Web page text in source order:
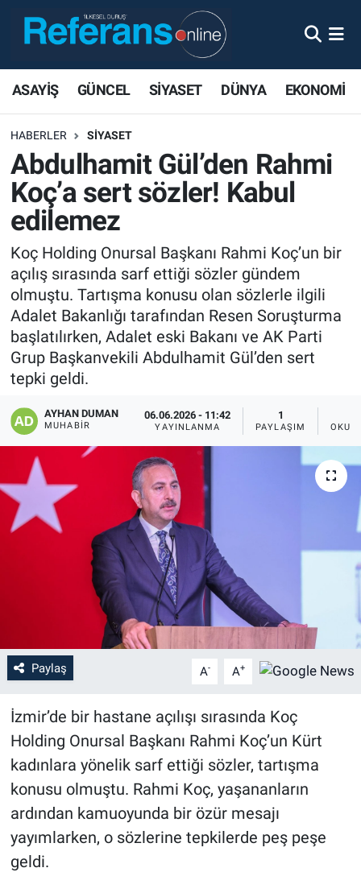
ASAYİŞ GÜNCEL SİYASET DÜNYA EKONOMİ
HABERLER SİYASET
Abdulhamit Gül’den Rahmi
Koç’a sert sözler! Kabul
edilemez
Koç Holding Onursal Başkanı Rahmi Koç’un bir
açılış sırasında sarf ettiği sözler gündem
olmuştu. Tartışma konusu olan sözlerle ilgili
Adalet Bakanlığı tarafından Resen Soruşturma
başlatılırken, Adalet eski Bakanı ve AK Parti
Grup Başkanvekili Abdulhamit Gül’den sert
tepki geldi.
AYHAN DUMAN
MUHABIR
06.06.2026 - 11:42
YAYINLANMA
1
PAYLAŞIM
Paylaş A- A+
İzmir’de bir hastane açılışı sırasında Koç
Holding Onursal Başkanı Rahmi Koç’un Kürt
kadınlara yönelik sarf ettiği sözler, tartışma
konusu olmuştu. Rahmi Koç, yaşananların
ardından kamuoyunda bir özür mesajı
yayımlarken, o sözlerine tepkilerde peş peşe
geldi.